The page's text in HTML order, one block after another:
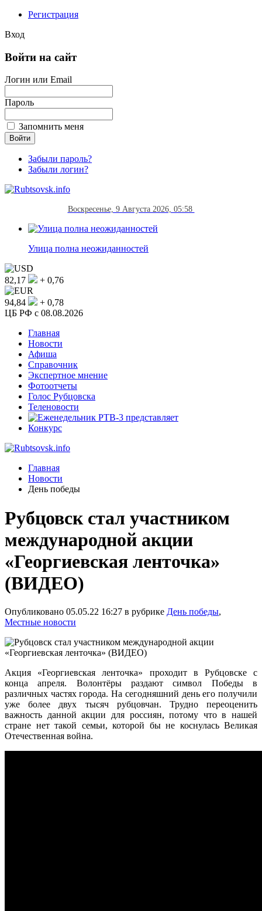
Регистрация
Вход
Войти на сайт
Логин или Email
Пароль
Запомнить меня
Забыли пароль?
Забыли логин?
Воскресенье, 9 Августа 2026, 05:58
Улица полна неожиданностей
82,17 + 0,76
94,84
+ 0,78
ЦБ РФ c 08.08.2026
Главная
Новости
Афиша
Справочник
Экспертное мнение
Фотоотчеты
Голос Рубцовска
Теленовости
Конкурс
Главная
Новости
День победы
Рубцовск стал участником
международной акции
«Георгиевская ленточка»
(ВИДЕО)
Опубликовано 05.05.22 16:27 в рубрике День победы,
Местные новости
Акция «Георгиевская ленточка» проходит в Рубцовске с
конца апреля. Волонтёры раздают символ Победы в
различных частях города. На сегодняшний день его получили
уже более двух тысяч рубцовчан. Трудно переоценить
важность данной акции для россиян, потому что в нашей
стране нет такой семьи, которой бы не коснулась Великая
Отечественная война.